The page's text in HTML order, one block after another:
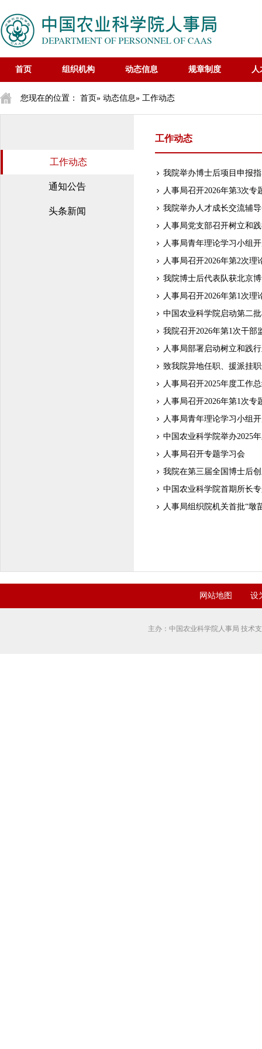
首页 组织机构 动态信息 规章制度 人
您现在的位置： 首页» 动态信息» 工作动态
工作动态
通知公告
头条新闻
工作动态
我院举办博士后项目申报
人事局召开2026年第3次专
我院举办人才成长交流辅
人事局党支部召开树立和
人事局青年理论学习小组
人事局召开2026年第2次
我院博士后代表队获北京
人事局召开2026年第1次
中国农业科学院启动第二
我院召开2026年第1次干部
人事局部署启动树立和践
致我院异地任职、援派挂
人事局召开2025年度工作
人事局召开2026年第1次专
人事局青年理论学习小组
中国农业科学院举办2025
人事局召开专题学习会
我院在第三届全国博士后
中国农业科学院首期所长
人事局组织院机关首批“墩
网站地图 设
主办：中国农业科学院人事局 技术